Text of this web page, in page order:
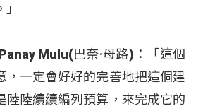
Mulu(巴奈·母路)：「這個
，一定會好好的完善地把這個建
陸陸續續編列預算，來完成它的